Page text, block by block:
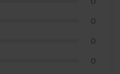
0
0
0